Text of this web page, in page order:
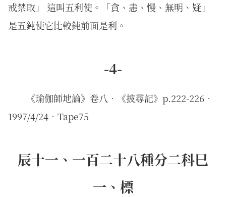
戒禁取」 這叫五利使。「貪、恚、慢、無明、疑」
是五鈍使它比較鈍前面是利。
-4-
《瑜伽師地論》卷八．《披尋記》p.222-226．
1997/4/24‧Tape75
辰十一、一百二十八種分二科巳
一、標